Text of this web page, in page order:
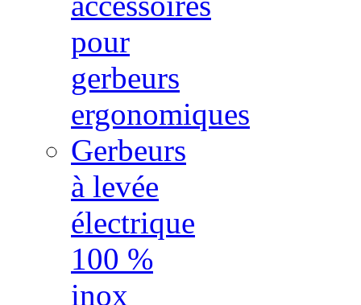
pour
gerbeurs
ergonomiques
Gerbeurs
à levée
électrique
100 %
inox